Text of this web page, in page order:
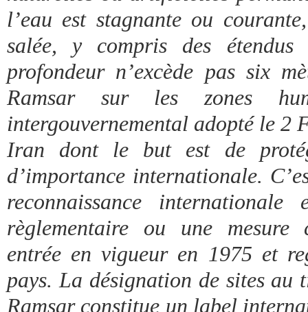
l’eau est stagnante ou
salée, y compris des
profondeur n’excède pas six
Ramsar sur les zones
intergouvernemental adopté le 2
Iran dont le but est de
d’importance internationale.
reconnaissance
règlementaire ou une mesure
entrée en vigueur en 1975 et
pays. La désignation de sites au
Ramsar constitue un label